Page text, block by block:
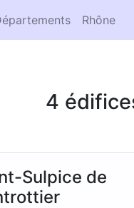
Rhône
4
Sulpice de